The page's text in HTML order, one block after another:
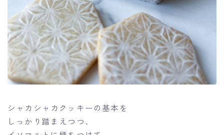
シャカシャカクッキーの基本を
しっかり踏まえつつ、